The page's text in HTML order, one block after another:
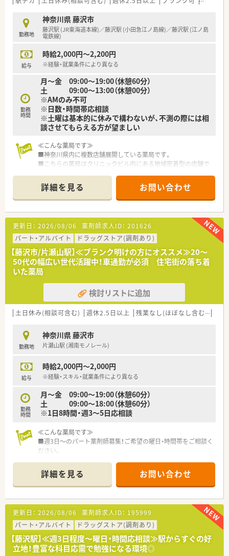
勤務地
神奈川県 藤沢市
藤沢駅 (JR東海道本線)／藤沢駅 (小田急江ノ島線)／藤沢駅 (江ノ島
電鉄線)
給与
時給2,000円～2,200円
※経験・就業条件により異なる
勤務
時間
月～金 09:00～19:00（休憩60分）
土 09:00～13:00（休憩00分）
※AMのみ不可
※日数・時間帯応相談
※土曜は基本的に休みで構わないが、不測の際には相
談させてもらえる方が望ましい
≪こんな薬局です≫
■神奈川県内に複数店舗展開している薬局です。
■こちらの薬局はクリニックビル内にある地域密着型の店舗で
■藤沢駅近くでお仕事を探されている方はもちろん、鎌倉市在住
の方も通いやすい立地。
■スタッフは女性のみで、明るい雰囲気の中ご就業いただけま
す。
※女性薬剤師さまが経営されている店舗です。
■産休の実績もあり、女性でも長く勤められる環境が整っており
ます。
■ご家庭や子育てとの両立をお考えの方にもおすすめです。
■季節変動により忙しい時期もございますが、しっかり残業代が
支給されます。
■頑張りをきちんと給与面に反映させてくれるシステムがあり、
モチベーション維持にも繋がります。
■定期的に勉強会を開催しております。
■薬歴は手書きのため、パソコン操作が苦手な方も安心です。
■車通勤ご希望の方もご相談ください。
詳細を見る お問い合わせ
更新日： 2026/08/06 薬剤師求人ID： 201626
パート・アルバイト
ドラッグストア(調剤あり)
【藤沢市/片瀬山駅】≪ブランク明けの方にオススメ≫20～
50代の幅広い世代活躍中！車通勤が必須 住宅街の落ち着
いた薬局
検討リストに追加
土日休み(相談可含む) 週休2.5日以上 残業なし(ほぼなし含む)
勤務地
神奈川県 藤沢市
片瀬山駅 (湘南モノレール)
給与
時給2,000円～2,000円
※経験・スキル・就業条件により異なる
勤務
時間
月～金 09:00～19:00（休憩60分）
土 09:00～18:00（休憩60分）
※1日8時間・週3～5日応相談
≪こんな薬局です≫
■週3日～のパート薬剤師募集！ご希望の曜日・時間帯をご相談く
ださい。
■こちらの店舗は地域蜜着型で、地元の方のかかりつけ薬局とし
て親しまれております。
■患者さまの年齢層も比較的高く落ち着いているため、クレーム
もほとんどございません。
■急いで調剤を行うより、正確・丁寧に行いたい方におすすめで
す！
■幅広い年代の方が活躍中！
■調剤未経験の方やブランクからの復帰の方も積極的に採用し
ております。
詳細を見る お問い合わせ
更新日： 2026/08/06 薬剤師求人ID： 195999
パート・アルバイト
ドラッグストア(調剤あり)
【藤沢駅】≪週3日程度～曜日・時間応相談≫駅からすぐの好
立地！豊富な科目応需で勉強になる環境◎